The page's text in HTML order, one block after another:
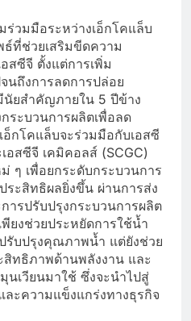
วมมือระหว่างเอ็กโคแล็บ
ธ์ที่ช่วยเสริมขีดความ
สซีจี ตั้งแต่การเพิ่ม
นถึงการลดการปล่อย
นัยสำคัญภายใน 5 ปีข้าง
ระบวนการผลิตเพื่อลด
กโคแล็บจะร่วมมือกับเอสซี
อสซีจี เคมิคอลส์ (SCGC)
ๆ เพื่อยกระดับกระบวนการ
ะสิทธิผลยิ่งขึ้น ผ่านการส่ง
รปรับปรุงกระบวนการผลิต
ยงช่วยประหยัดการใช้น้ำ
บปรุงคุณภาพน้ำ แต่ยังช่วย
สิทธิภาพด้านพลังงาน และ
เวียนมาใช้ ซึ่งจะนำไปสู่
ละความแข็งแกร่งทางธุรกิจ